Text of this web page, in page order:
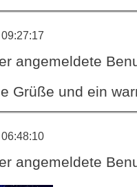
angemeldete
Grüße und ein
angemeldete